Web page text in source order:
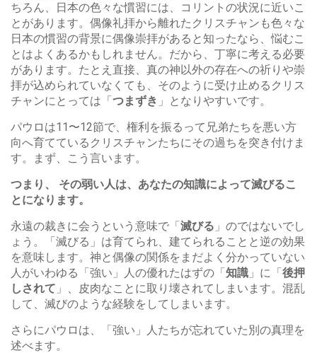
ちろん、日本の色々な慣習には、コリントの状況に近いこ
とがあります。偶像礼拝から離れたクリスチャンも色々な
日本の慣習の背景に偶像崇拝があると知ったなら、悩むこ
とはよくあるかもしれません。だから、丁寧に考える必要
があります。たとえ直接、真の神以外の存在への祈りや崇
拝が込められていなくても、そのように受け止めるクリス
チャンにとっては「つまずき 」となりやすいです。
パウロは11〜12節で、権利を振るって兄弟たちを悪い方
向へ育てているクリスチャンたちにその過ちを突き付けま
す。まず、こう言います。
つまり、 その弱い人は、あなたの知識によって滅びるこ
とになります。
永遠の裁きに会うという意味で「滅びる 」のではないでし
ょう。「滅びる」は育てられ、建てられることと逆の効果
を意味します。神と偶像の関係をまだよく分かっていない
人がいわゆる「強い」人の優れたはずの「知識 」に「後押
しされて 」、皮肉なことに取り壊されてしまいます。混乱
して、滅びのような経験をしてしまいます。
さらにパウロは、「強い」人たちが忘れていた別の真理を
述べます。